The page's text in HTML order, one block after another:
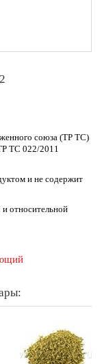
союза (ТР ТС)
ТС 022/2011
и не содержит
относительной